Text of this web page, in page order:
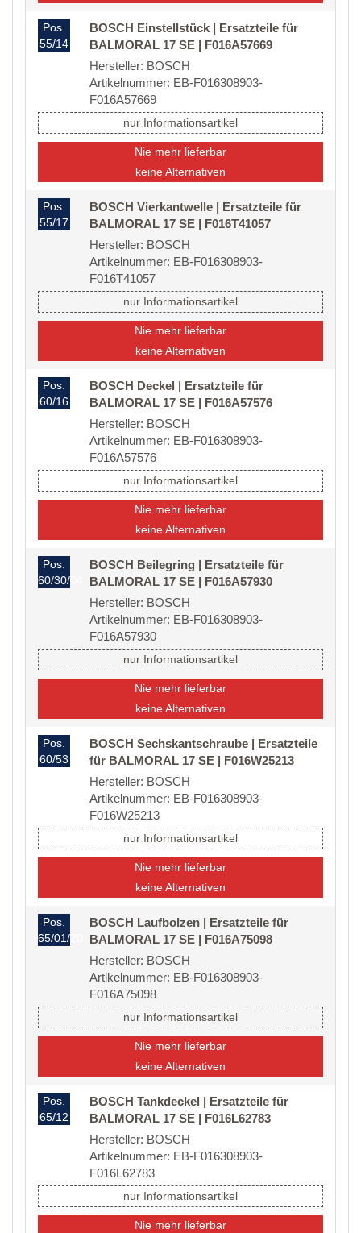
Pos.
55/14
BOSCH Einstellstück | Ersatzteile für
BALMORAL 17 SE | F016A57669
Hersteller: BOSCH
Artikelnummer: EB-F016308903-
F016A57669
nur Informationsartikel
Nie mehr lieferbar
keine Alternativen
Pos.
55/17
BOSCH Vierkantwelle | Ersatzteile für
BALMORAL 17 SE | F016T41057
Hersteller: BOSCH
Artikelnummer: EB-F016308903-
F016T41057
nur Informationsartikel
Nie mehr lieferbar
keine Alternativen
Pos.
60/16
BOSCH Deckel | Ersatzteile für
BALMORAL 17 SE | F016A57576
Hersteller: BOSCH
Artikelnummer: EB-F016308903-
F016A57576
nur Informationsartikel
Nie mehr lieferbar
keine Alternativen
Pos.
60/30/04
BOSCH Beilegring | Ersatzteile für
BALMORAL 17 SE | F016A57930
Hersteller: BOSCH
Artikelnummer: EB-F016308903-
F016A57930
nur Informationsartikel
Nie mehr lieferbar
keine Alternativen
Pos.
60/53
BOSCH Sechskantschraube | Ersatzteile
für BALMORAL 17 SE | F016W25213
Hersteller: BOSCH
Artikelnummer: EB-F016308903-
F016W25213
nur Informationsartikel
Nie mehr lieferbar
keine Alternativen
Pos.
65/01/20
BOSCH Laufbolzen | Ersatzteile für
BALMORAL 17 SE | F016A75098
Hersteller: BOSCH
Artikelnummer: EB-F016308903-
F016A75098
nur Informationsartikel
Nie mehr lieferbar
keine Alternativen
Pos.
65/12
BOSCH Tankdeckel | Ersatzteile für
BALMORAL 17 SE | F016L62783
Hersteller: BOSCH
Artikelnummer: EB-F016308903-
F016L62783
nur Informationsartikel
Nie mehr lieferbar